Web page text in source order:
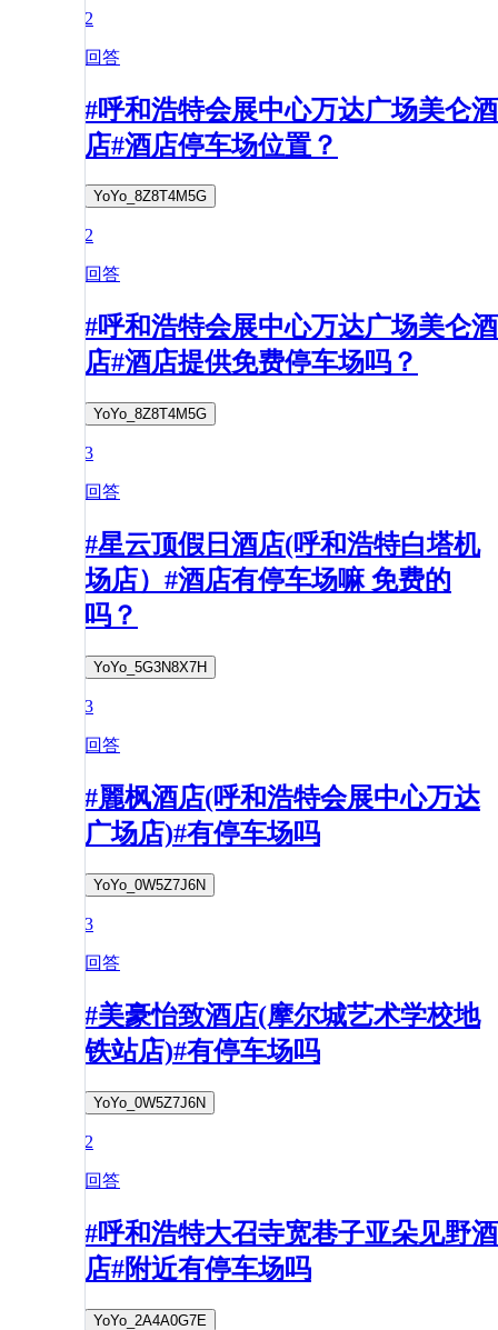
2
回答
#呼和浩特会展中心万达广场美仑酒
店#酒店停车场位置？
YoYo_8Z8T4M5G
2
回答
#呼和浩特会展中心万达广场美仑酒
店#酒店提供免费停车场吗？
YoYo_8Z8T4M5G
3
回答
#星云顶假日酒店(呼和浩特白塔机
场店）#酒店有停车场嘛 免费的
吗？
YoYo_5G3N8X7H
3
回答
#麗枫酒店(呼和浩特会展中心万达
广场店)#有停车场吗
YoYo_0W5Z7J6N
3
回答
#美豪怡致酒店(摩尔城艺术学校地
铁站店)#有停车场吗
YoYo_0W5Z7J6N
2
回答
#呼和浩特大召寺宽巷子亚朵见野酒
店#附近有停车场吗
YoYo_2A4A0G7E